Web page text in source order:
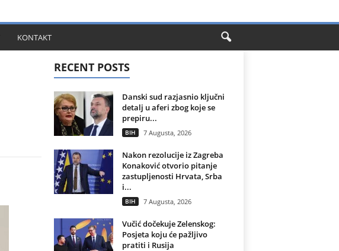
KONTAKT
RECENT POSTS
Danski sud razjasnio ključni
detalj u aferi zbog koje se
prepiru...
BIH 7 Augusta, 2026
Nakon rezolucije iz Zagreba
Konaković otvorio pitanje
zastupljenosti Hrvata, Srba
i...
BIH 7 Augusta, 2026
Vučić dočekuje Zelenskog:
Posjeta koju će pažljivo
pratiti i Rusija